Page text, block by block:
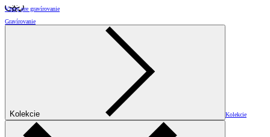
Vzory pre gravírovanie
Gravírovanie
Kolekcie Kolekcie